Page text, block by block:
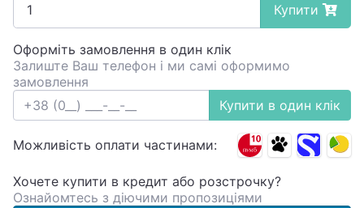
Купити
Оформіть замовлення в один клік
Залиште Ваш телефон і ми самі оформимо
замовлення
Купити в один клік
Можливість оплати частинами:
Хочете купити в кредит або розстрочку?
Ознайомтесь з діючими пропозиціями